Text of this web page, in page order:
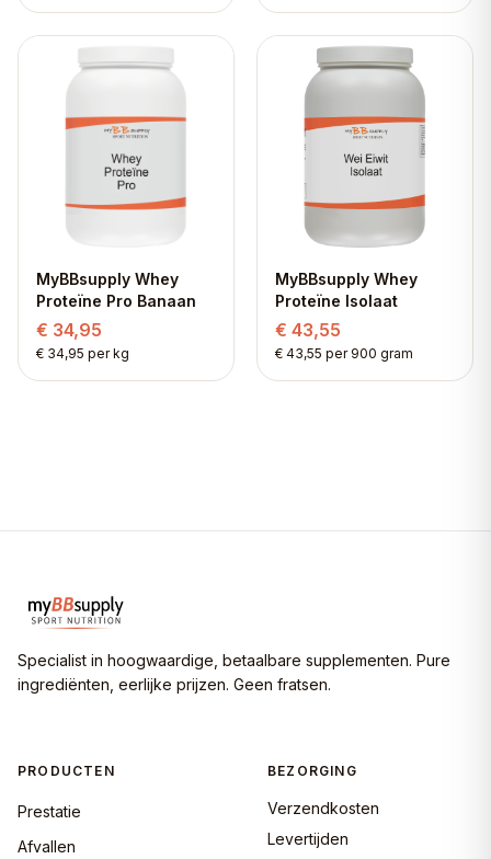
MyBBsupply Whey
Proteïne Pro Banaan
€ 34,95
€ 34,95 per kg
MyBBsupply Whey
Proteïne Isolaat
€ 43,55
€ 43,55 per 900 gram
Specialist in hoogwaardige, betaalbare supplementen. Pure
ingrediënten, eerlijke prijzen. Geen fratsen.
PRODUCTEN
Prestatie
Afvallen
BEZORGING
Verzendkosten
Levertijden